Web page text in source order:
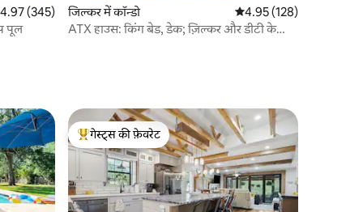
रेटिंग 5 में से 4.97, 345 समीक्षाएँ
4.97 (345)
पूल
जिल्कर में कॉन्डो औसत रेटिंग 5 में से 4.95,
4.95 (128)
ATX हाउस: किंग बेड, डेक; ज़िल्कर और डीटी के
गेस्ट्स का टॉप फ़ेवरेट
गेस्ट्स की फ़ेवरेट